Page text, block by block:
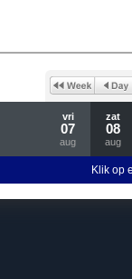
vri
07
aug
zat
08
aug
Klik op